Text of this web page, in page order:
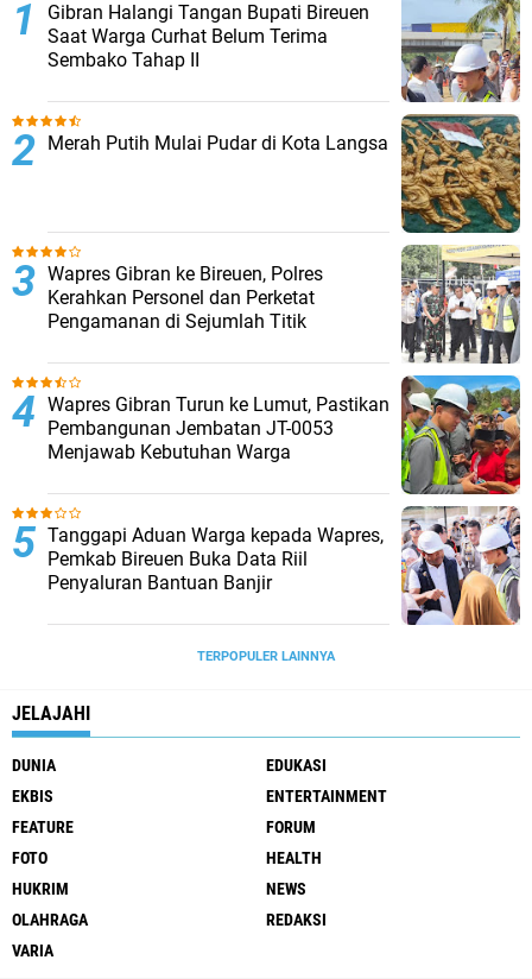
Gibran Halangi Tangan Bupati Bireuen
Saat Warga Curhat Belum Terima
Sembako Tahap II
Merah Putih Mulai Pudar di Kota Langsa
Wapres Gibran ke Bireuen, Polres
Kerahkan Personel dan Perketat
Pengamanan di Sejumlah Titik
Wapres Gibran Turun ke Lumut, Pastikan
Pembangunan Jembatan JT-0053
Menjawab Kebutuhan Warga
Tanggapi Aduan Warga kepada Wapres,
Pemkab Bireuen Buka Data Riil
Penyaluran Bantuan Banjir
TERPOPULER LAINNYA
JELAJAHI
DUNIA
EDUKASI
EKBIS
ENTERTAINMENT
FEATURE
FORUM
FOTO
HEALTH
HUKRIM
NEWS
OLAHRAGA
REDAKSI
VARIA